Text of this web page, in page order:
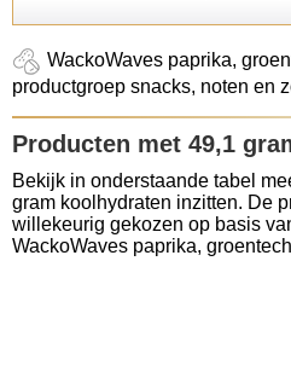
WackoWaves paprika,
productgroep snacks, noten en
Producten met 49,1
Bekijk in onderstaande tabel
gram koolhydraten inzitten. De
willekeurig gekozen op basis
WackoWaves paprika,